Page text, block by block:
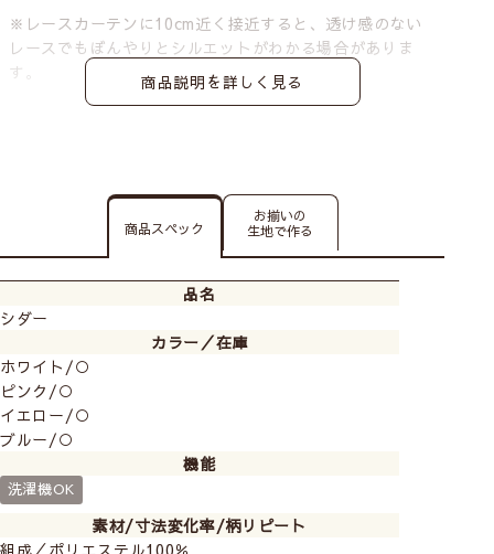
※レースカーテンに10cm近く接近すると、透け感のない
レースでもぼんやりとシルエットがわかる場合がありま
す。
商品説明を詳しく見る
商品スペック
お揃いの
生地で作る
品名
シダー
カラー／在庫
ホワイト/○
ピンク/○
イエロー/○
ブルー/○
機能
洗濯機OK
素材/寸法変化率/柄リピート
組成／ポリエステル100％